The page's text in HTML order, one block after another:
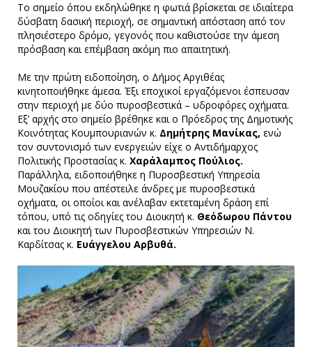
Το σημείο όπου εκδηλώθηκε η φωτιά βρίσκεται σε ιδιαίτερα
δύσβατη δασική περιοχή, σε σημαντική απόσταση από τον
πλησιέστερο δρόμο, γεγονός που καθιστούσε την άμεση
πρόσβαση και επέμβαση ακόμη πιο απαιτητική.
Με την πρώτη ειδοποίηση, ο Δήμος Αργιθέας
κινητοποιήθηκε άμεσα. Έξι εποχικοί εργαζόμενοι έσπευσαν
στην περιοχή με δύο πυροσβεστικά – υδροφόρες οχήματα.
Εξ’ αρχής στο σημείο βρέθηκε και ο Πρόεδρος της Δημοτικής
Κοινότητας Κουμπουριανών κ. Δημήτρης Μανίκας, ενώ
τον συντονισμό των ενεργειών είχε ο Αντιδήμαρχος
Πολιτικής Προστασίας κ. Χαράλαμπος Πούλιος.
Παράλληλα, ειδοποιήθηκε η Πυροσβεστική Υπηρεσία
Μουζακίου που απέστειλε άνδρες με πυροσβεστικά
οχήματα, οι οποίοι και ανέλαβαν εκτεταμένη δράση επί
τόπου, υπό τις οδηγίες του Διοικητή κ. Θεόδωρου Πάντου
και του Διοικητή των Πυροσβεστικών Υπηρεσιών Ν.
Καρδίτσας κ. Ευάγγελου Αρβυθά.